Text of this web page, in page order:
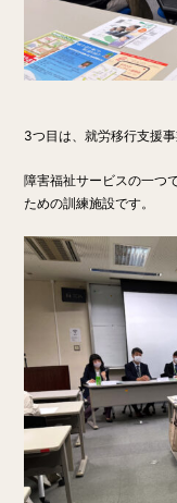
3つ目は、就労移行支援事
障害福祉サービスの一つ
ための訓練施設です。